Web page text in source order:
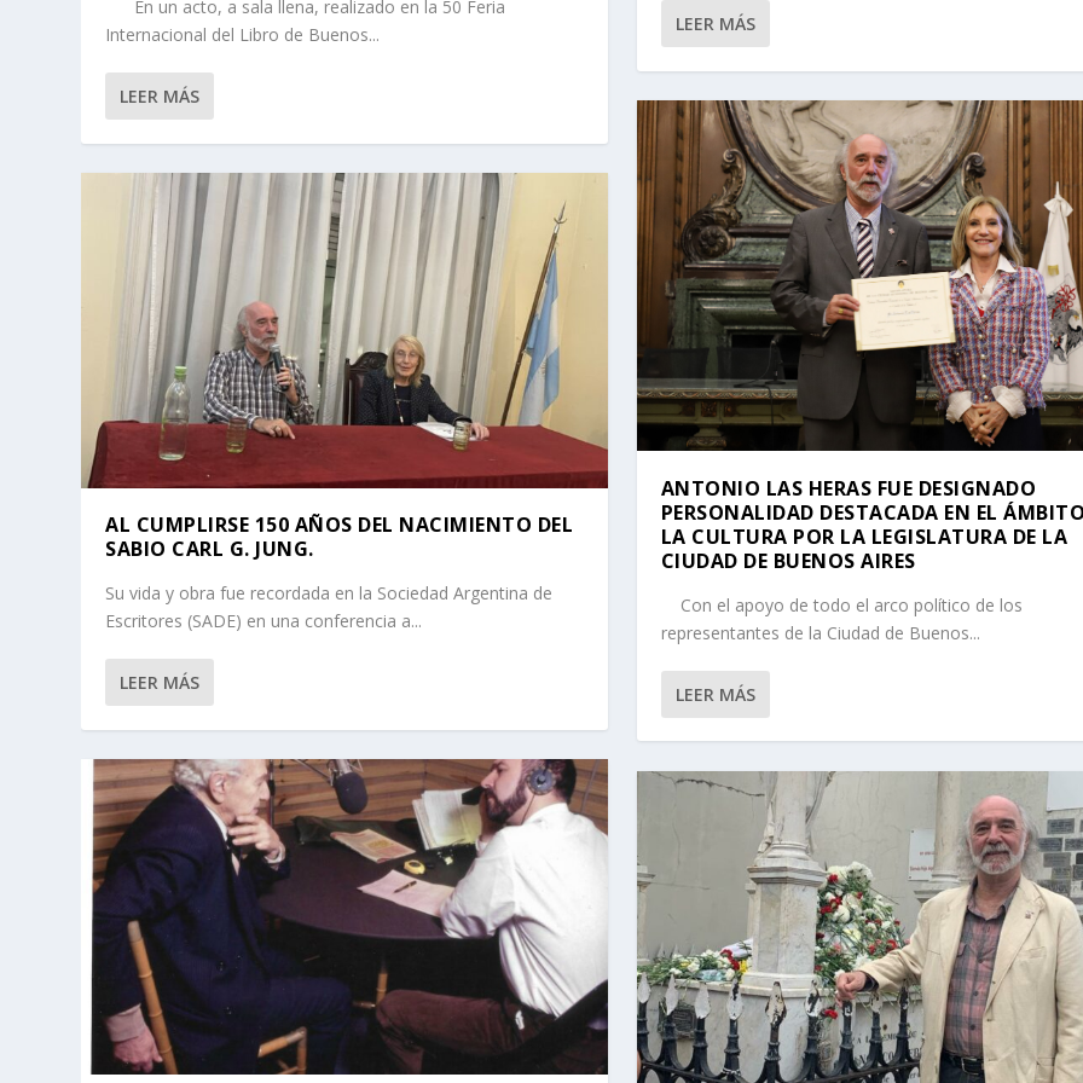
LA INTERPRETACIÓN DE LOS SUEÑOS Y OTROS ESTUDIOS J...
ARMONIZACIÓN Y CEREMONIA DE LA PACHAMAMA
LA REVOLUCIÓN INTERIOR
NUEVO LIBRO DE ANTONIO LAS HERAS – DR. ORLAN...
DOCTOR ORLANDO CANAVESIO –
En un acto, a sala llena, realizado en la 50 Feria
Internacional del Libro de Buenos...
LEER MÁS
AL CUMPLIRSE 150 AÑOS DEL NACIMIENTO DEL
SABIO CARL G. JUNG.
Su vida y obra fue recordada en la Sociedad Argentina de
Escritores (SADE) en una conferencia a...
LEER MÁS
LEER MÁS
ANTONIO LAS HERAS FUE DESIGNADO
PERSONALIDAD DESTACADA EN EL
LA CULTURA POR LA LEGISLATURA DE LA
CIUDAD DE BUENOS AIRES
Con el apoyo de todo el arco político de los
representantes de la Ciudad de Buenos...
LEER MÁS